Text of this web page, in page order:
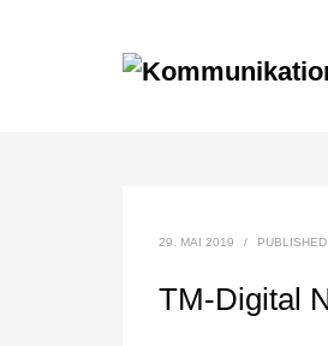
29. MAI 2019 /
TM-Digital